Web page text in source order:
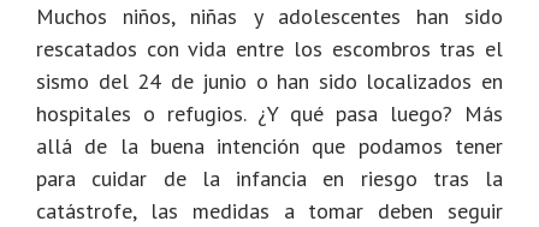
Muchos niños, niñas y adolescentes han sido
rescatados con vida entre los escombros tras el
sismo del 24 de junio o han sido localizados en
hospitales o refugios. ¿Y qué pasa luego? Más
allá de la buena intención que podamos tener
para cuidar de la infancia en riesgo tras la
catástrofe, las medidas a tomar deben seguir